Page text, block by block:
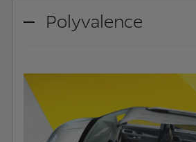
Polyvalence